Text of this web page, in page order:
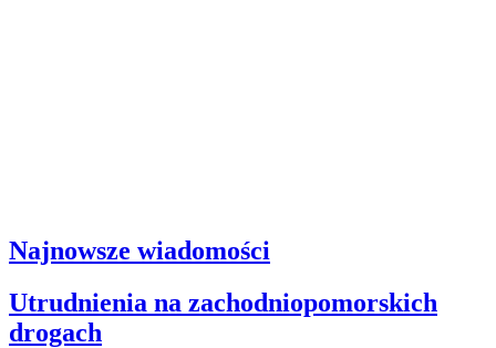
Najnowsze wiadomości
Utrudnienia na zachodniopomorskich
drogach